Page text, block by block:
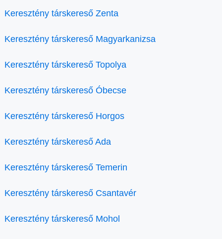
Keresztény társkereső Zenta
Keresztény társkereső Magyarkanizsa
Keresztény társkereső Topolya
Keresztény társkereső Óbecse
Keresztény társkereső Horgos
Keresztény társkereső Ada
Keresztény társkereső Temerin
Keresztény társkereső Csantavér
Keresztény társkereső Mohol